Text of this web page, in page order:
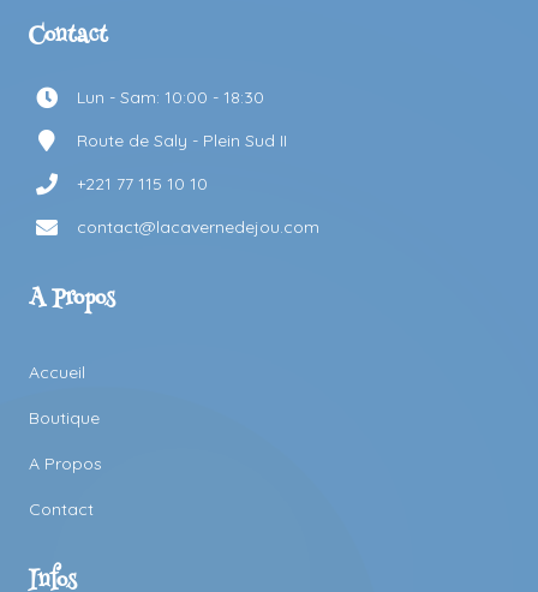
Contact
Lun - Sam: 10:00 - 18:30
Route de Saly - Plein Sud II
+221 77 115 10 10
contact@lacavernedejou.com
A Propos
Accueil
Boutique
A Propos
Contact
Infos